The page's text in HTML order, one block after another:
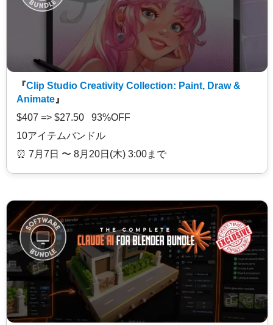
『Clip Studio Creativity Collection: Paint, Draw &
Animate 』
$407 => $27.50 93%OFF
10アイテムバンドル
⏰️ 7月7日 〜 8月20日(木) 3:00まで